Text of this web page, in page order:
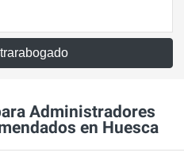
Administradores
en Huesca